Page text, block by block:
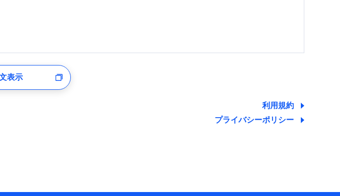
会社・提携会社の保険その他に関する情報を提供し、金融商品等の契約を勧奨するた
会社のサービスを案内、提供するため
表示
利用規約
プライバシーポリシー